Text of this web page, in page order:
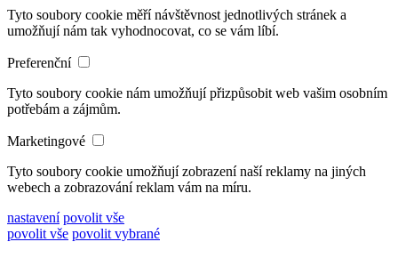
Tyto soubory cookie měří návštěvnost jednotlivých stránek a
umožňují nám tak vyhodnocovat, co se vám líbí.
Preferenční
Tyto soubory cookie nám umožňují přizpůsobit web vašim osobním
potřebám a zájmům.
Marketingové
Tyto soubory cookie umožňují zobrazení naší reklamy na jiných
webech a zobrazování reklam vám na míru.
nastavení povolit vše
povolit vše povolit vybrané